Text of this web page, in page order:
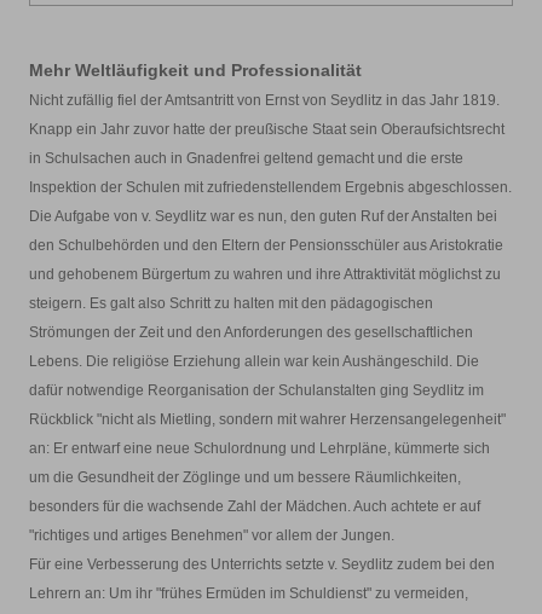
Mehr Weltläufigkeit und Professionalität
Nicht zufällig fiel der Amtsantritt von Ernst von Seydlitz in das Jahr 1819.
Knapp ein Jahr zuvor hatte der preußische Staat sein Oberaufsichtsrecht
in Schulsachen auch in Gnadenfrei geltend gemacht und die erste
Inspektion der Schulen mit zufriedenstellendem Ergebnis abgeschlossen.
Die Aufgabe von v. Seydlitz war es nun, den guten Ruf der Anstalten bei
den Schulbehörden und den Eltern der Pensionsschüler aus Aristokratie
und gehobenem Bürgertum zu wahren und ihre Attraktivität möglichst zu
steigern. Es galt also Schritt zu halten mit den pädagogischen
Strömungen der Zeit und den Anforderungen des gesellschaftlichen
Lebens. Die religiöse Erziehung allein war kein Aushängeschild. Die
dafür notwendige Reorganisation der Schulanstalten ging Seydlitz im
Rückblick "nicht als Mietling, sondern mit wahrer Herzensangelegenheit"
an: Er entwarf eine neue Schulordnung und Lehrpläne, kümmerte sich
um die Gesundheit der Zöglinge und um bessere Räumlichkeiten,
besonders für die wachsende Zahl der Mädchen. Auch achtete er auf
"richtiges und artiges Benehmen" vor allem der Jungen.
Für eine Verbesserung des Unterrichts setzte v. Seydlitz zudem bei den
Lehrern an: Um ihr "frühes Ermüden im Schuldienst" zu vermeiden,